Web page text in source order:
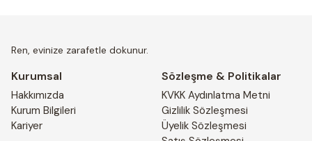
Ren, evinize zarafetle dokunur.
Kurumsal
Hakkımızda
Kurum Bilgileri
Kariyer
Sözleşme & Politikalar
KVKK Aydınlatma Metni
Gizlilik Sözleşmesi
Üyelik Sözleşmesi